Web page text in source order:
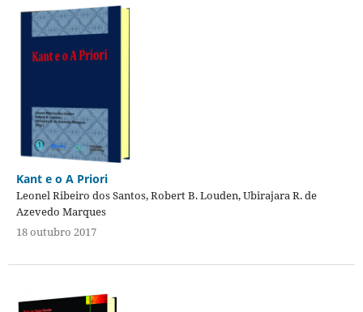
Kant e o A Priori
Leonel Ribeiro dos Santos, Robert B. Louden, Ubirajara R. de
Azevedo Marques
18 outubro 2017